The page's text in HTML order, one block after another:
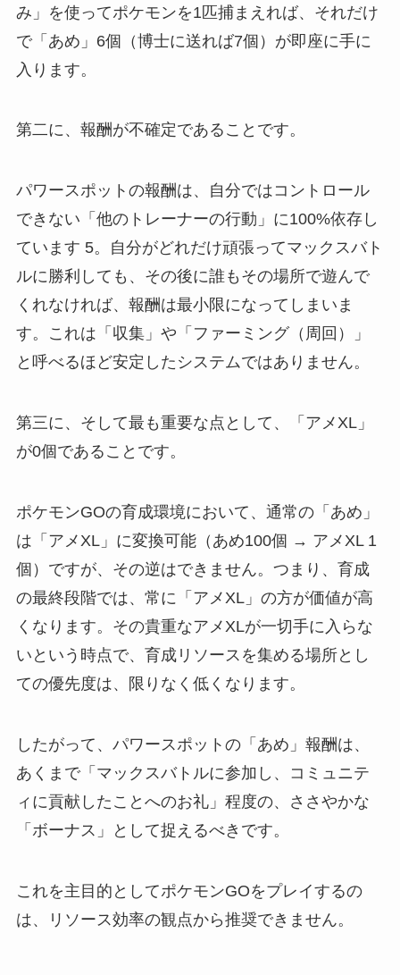
み」を使ってポケモンを1匹捕まえれば、それだけ
で「あめ」6個（博士に送れば7個）が即座に手に
入ります。
第二に、報酬が不確定であることです。
パワースポットの報酬は、自分ではコントロール
できない「他のトレーナーの行動」に100%依存し
ています 5。自分がどれだけ頑張ってマックスバト
ルに勝利しても、その後に誰もその場所で遊んで
くれなければ、報酬は最小限になってしまいま
す。これは「収集」や「ファーミング（周回）」
と呼べるほど安定したシステムではありません。
第三に、そして最も重要な点として、「アメXL」
が0個であることです。
ポケモンGOの育成環境において、通常の「あめ」
は「アメXL」に変換可能（あめ100個 → アメXL 1
個）ですが、その逆はできません。つまり、育成
の最終段階では、常に「アメXL」の方が価値が高
くなります。その貴重なアメXLが一切手に入らな
いという時点で、育成リソースを集める場所とし
ての優先度は、限りなく低くなります。
したがって、パワースポットの「あめ」報酬は、
あくまで「マックスバトルに参加し、コミュニテ
ィに貢献したことへのお礼」程度の、ささやかな
「ボーナス」として捉えるべきです。
これを主目的としてポケモンGOをプレイするの
は、リソース効率の観点から推奨できません。